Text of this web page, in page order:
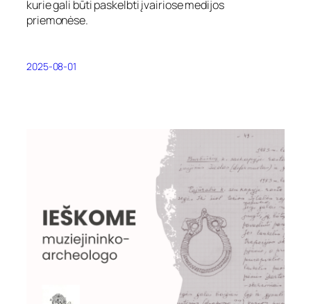
kurie gali būti paskelbti įvairiose medijos
priemonėse.
2025-08-01